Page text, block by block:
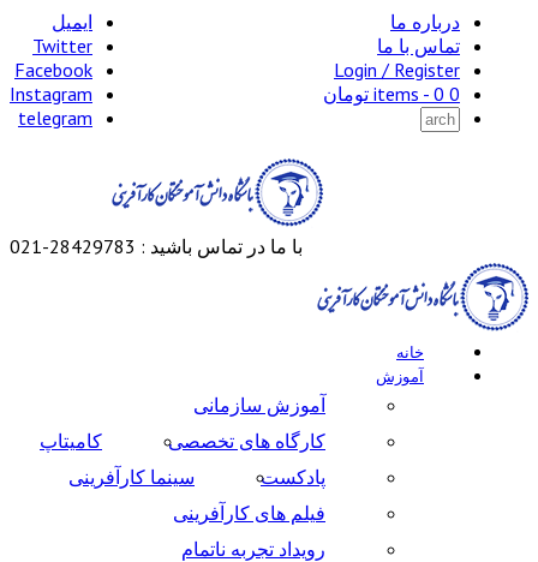
درباره ما
تماس با ما
Login / Register
0 items -
0 تومان
ایمیل
Twitter
Facebook
Instagram
telegram
با ما در تماس باشید : 28429783-021
خانه
آموزش
آموزش سازمانی
کارگاه های تخصصی
کامیتاپ
پادکست
سینما کارآفرینی
فیلم های کارآفرینی
رویداد تجربه ناتمام